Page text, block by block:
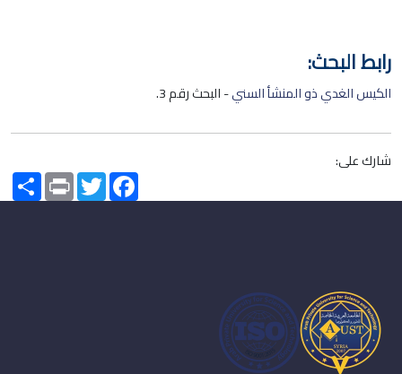
رابط البحث:
الكيس الغدي ذو المنشأ السني- البحث رقم 3.
شارك على:
Share PrintTwitterFacebook